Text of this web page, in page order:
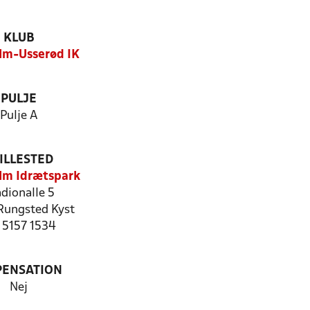
KLUB
Usserød IK
PULJE
Pulje A
Idrætspark
5
Kyst
5157 1534
Nej